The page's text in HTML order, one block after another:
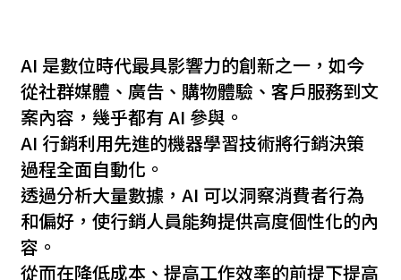
AI 是數位時代最具影響力的創新之一，如今
從社群媒體、廣告、購物體驗、客戶服務到文
案內容，幾乎都有 AI 參與。
AI 行銷利用先進的機器學習技術將行銷決策
過程全面自動化。
透過分析大量數據，AI 可以洞察消費者行為
和偏好，使行銷人員能夠提供高度個性化的內
容。
從而在降低成本、提高工作效率的前提下提高